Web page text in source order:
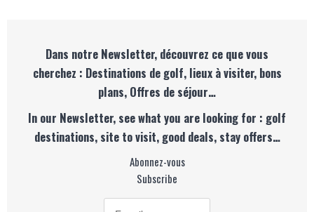
Dans notre Newsletter, découvrez ce que vous
cherchez : Destinations de golf, lieux à visiter, bons
plans, Offres de séjour…
In our Newsletter, see what you are looking for : golf
destinations, site to visit, good deals, stay offers…
Abonnez-vous
Subscribe